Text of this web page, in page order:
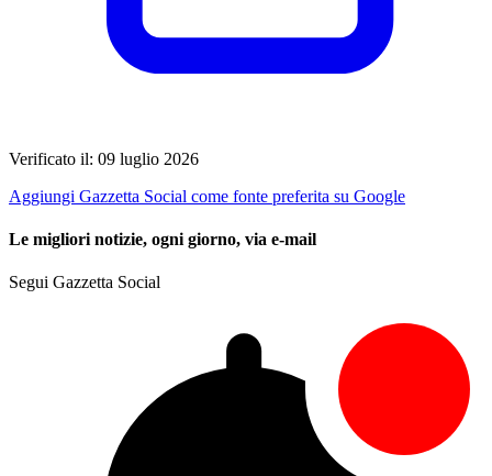
Verificato il: 09 luglio 2026
Aggiungi Gazzetta Social come fonte preferita su Google
Le migliori notizie, ogni giorno, via e-mail
Segui Gazzetta Social